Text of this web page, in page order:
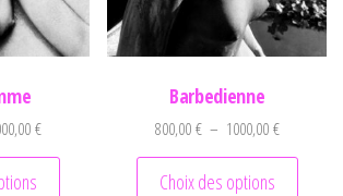
€Plage de prix : 800,00 € à 1000,00 €
Ce produit a plusieurs variations. Les
Barbedienne
800,00€ – 1000,00€Plage de
Choix des options
Ce